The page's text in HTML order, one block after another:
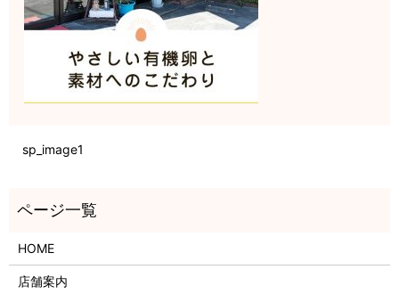
sp_image1
HOME
店舗案内